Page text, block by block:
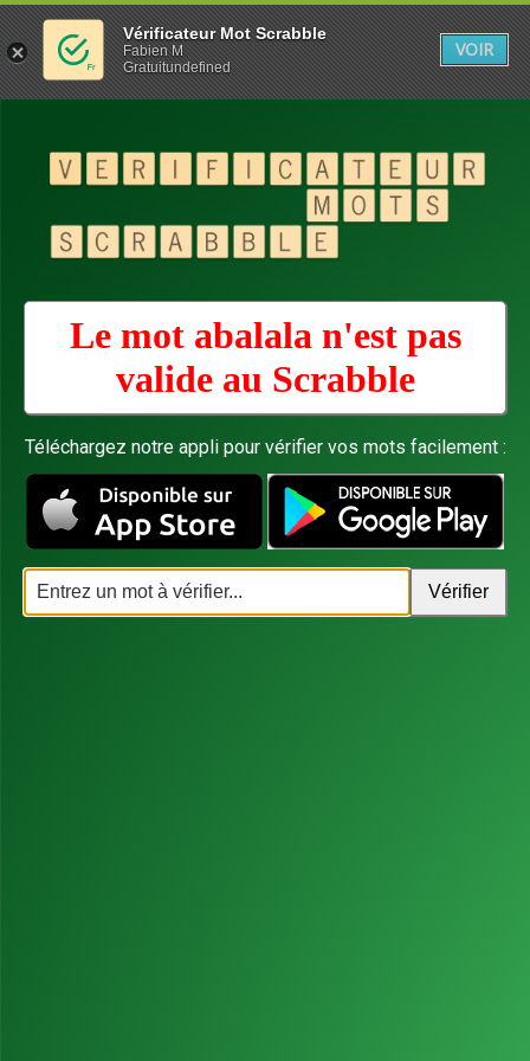
Le mot abalala n'est pas
valide au Scrabble
Téléchargez notre appli pour vérifier vos mots facilement :
Vérificateur Mot Scrabble
Fabien M
Gratuitundefined
VOIR